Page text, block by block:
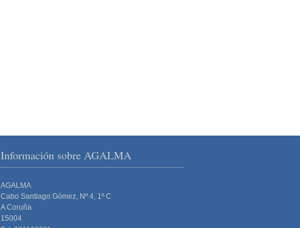
Información sobre AGALMA
AGALMA
Cabo Santiago Gómez, Nº 4, 1º C
A Coruña
15004